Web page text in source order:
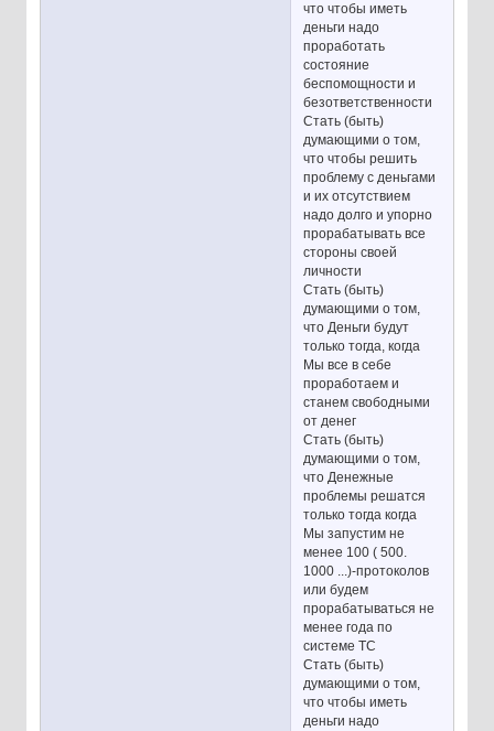
что чтобы иметь
деньги надо
проработать
состояние
беспомощности и
безответственности
Стать (быть)
думающими о том,
что чтобы решить
проблему с деньгами
и их отсутствием
надо долго и упорно
прорабатывать все
стороны своей
личности
Стать (быть)
думающими о том,
что Деньги будут
только тогда, когда
Мы все в себе
проработаем и
станем свободными
от денег
Стать (быть)
думающими о том,
что Денежные
проблемы решатся
только тогда когда
Мы запустим не
менее 100 ( 500.
1000 ...)-протоколов
или будем
прорабатываться не
менее года по
системе ТС
Стать (быть)
думающими о том,
что чтобы иметь
деньги надо